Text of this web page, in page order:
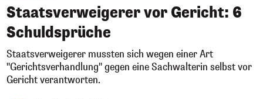
Staatsverweigerer vor Gericht: 6
Schuldsprüche
Staatsverweigerer mussten sich wegen einer Art
"Gerichtsverhandlung" gegen eine Sachwalterin selbst vor
Gericht verantworten.